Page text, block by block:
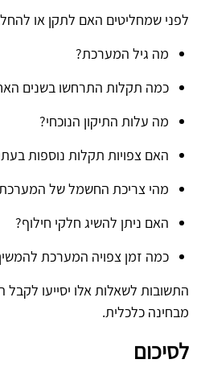
לפני שמחליטים האם לתקן או
מה גיל המערכת?
כמה תקלות התרחשו בשנים
מה עלות התיקון הנוכחי?
האם צפויות תקלות נוספות
מהי צריכת החשמל של
האם ניתן להשיג חלקי חילוף?
כמה זמן צפויה המערכת
התשובות לשאלות אלו יסייעו
מבחינה כלכלית.
לסיכום